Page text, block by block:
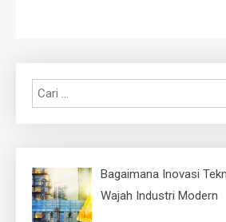
Bagaimana Inovasi
Wajah Industri Modern